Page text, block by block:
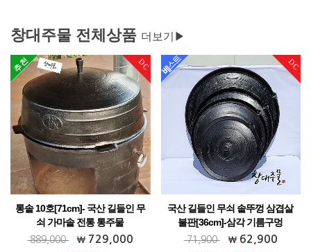
창대주물 전체상품 더보기▶
DC
통솥 10호[71cm]- 국산 길들인 무
쇠 가마솥 전통 통주물
가정용 업소용 식당용 대용량 강추!! 무료
889,000 729,000
DC
국산 길들인 무쇠 솥뚜껑 삼겹살
불판[36cm]-삼각 기름구멍
부르스타 단독 사용가능! 가정용 야외용
71,900 62,900